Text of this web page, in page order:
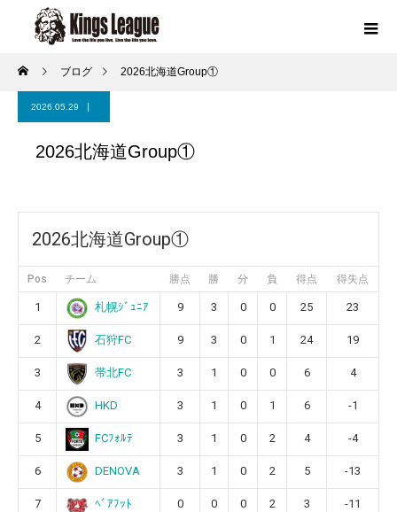
ブログ 2026北海道Group①
2026.05.29
2026北海道Group①
2026北海道Group①
Pos チーム 勝点 勝 分 負 得点 得失点
1 札幌ｼﾞｭﾆｱ 9 3 0 0 25 23
2 石狩FC 9 3 0 1 24 19
3 帯北FC 3 1 0 0 6 4
4 HKD 3 1 0 1 6 -1
5 FCﾌｫﾙﾃ 3 1 0 2 4 -4
6 DENOVA 3 1 0 2 5 -13
7 ﾍﾞｱﾌｯﾄ 0 0 0 2 3 -11